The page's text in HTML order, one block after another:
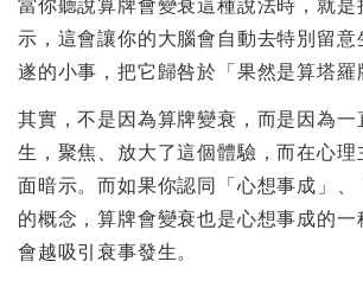
示，這會讓你的大腦會自動去特別留
遂的小事，把它歸咎於「果然是算塔羅
其實，不是因為算牌變衰，而是因為一
生，聚焦、放大了這個體驗，而在心理
面暗示。而如果你認同「心想事成」、
的概念，算牌會變衰也是心想事成的
會越吸引衰事發生。